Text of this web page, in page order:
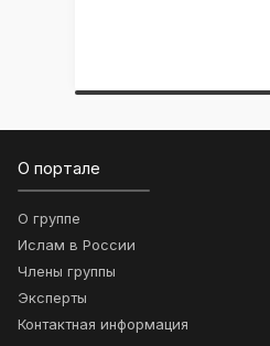
О портале
О группе
Ислам в России
Члены группы
Эксперты
Контактная информация